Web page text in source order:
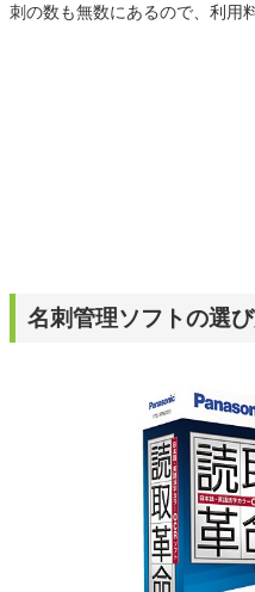
刺の数も無数にあるので、利用
名刺管理ソフトの選